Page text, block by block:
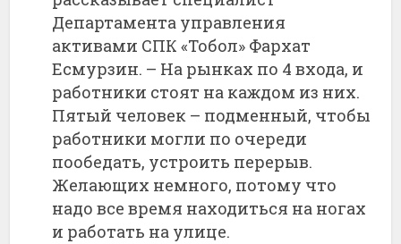
Департамента управления
активами СПК «Тобол» Фархат
Есмурзин. – На рынках по 4 входа, и
работники стоят на каждом из них.
Пятый человек – подменный, чтобы
работники могли по очереди
пообедать, устроить перерыв.
Желающих немного, потому что
надо все время находиться на ногах
и работать на улице.